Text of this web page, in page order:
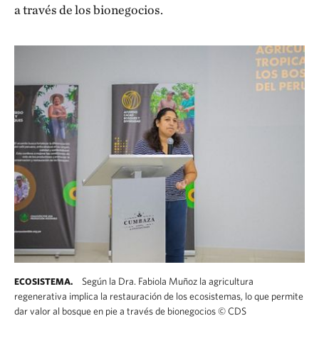
a través de los bionegocios.
ECOSISTEMA.
Según la Dra. Fabiola Muñoz la agricultura
regenerativa implica la restauración de los ecosistemas, lo que permite
dar valor al bosque en pie a través de bionegocios©CDS